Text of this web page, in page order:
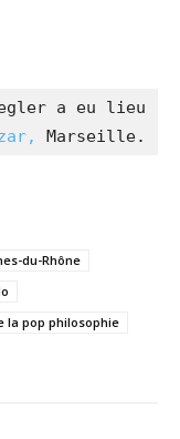
a eu lieu
Marseille.
du-Rhône
la pop philosophie